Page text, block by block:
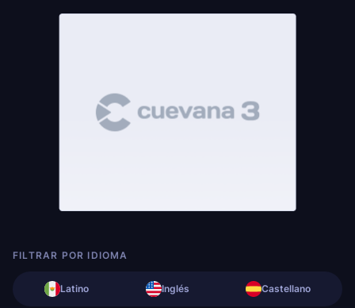
FILTRAR POR IDIOMA
Latino Inglés Castellano